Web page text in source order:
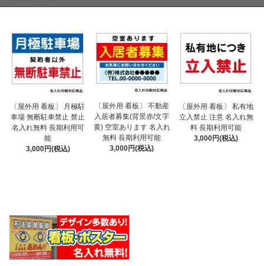
〔屋外用 看板〕 月極駐
車場 無断駐車禁止 禁止
名入れ無料 長期利用可
能
3,000円(税込)
〔屋外用 看板〕 不動産
入居者募集(背景赤/文字
黄) 空室あります 名入れ
無料 長期利用可能
3,000円(税込)
〔屋外用 看板〕 私有地
立入禁止 注意 名入れ無
料 長期利用可能
3,000円(税込)